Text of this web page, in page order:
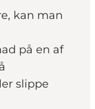
kan man
på en af
slippe